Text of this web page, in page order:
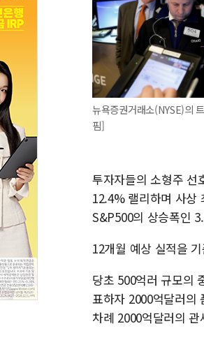
뉴욕증권거래소(NYSE)의
핌]
투자자들의 소형주 선
12.4% 랠리하며 사상
S&P500의 상승폭인
12개월 예상 실적을
당초 500억러 규모의
표하자 2000억달러의
차례 2000억달러의